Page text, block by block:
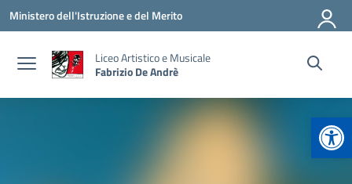
Vai ai contenuti
Vai al menu di navigazione
Vai al footer
Ministero dell'Istruzione e del Merito
Liceo Artistico e Musicale
Fabrizio De Andrè